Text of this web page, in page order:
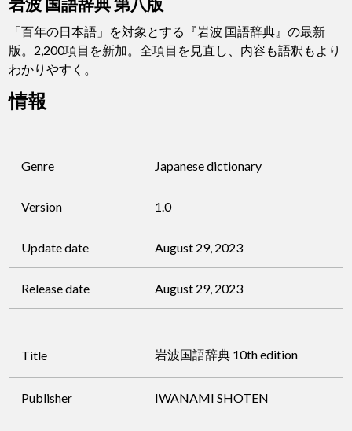
「百年の日本語」を対象とする『岩波 国語辞典』の最新
版。2,200項目を新加。全項目を見直し、内容も語釈もより
わかりやすく。
情報
Genre Japanese dictionary
Version 1.0
Update date August 29, 2023
Release date August 29, 2023
Title 岩波国語辞典 10th edition
Publisher IWANAMI SHOTEN